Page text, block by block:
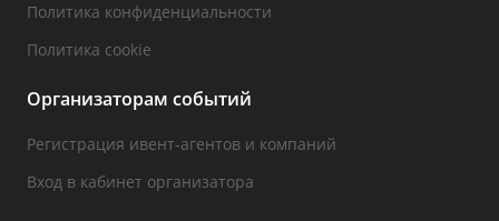
Политика конфиденциальности
Политика cookie
Организаторам событий
Регистрация ивент-агентов и компаний
Вход в кабинет организатора